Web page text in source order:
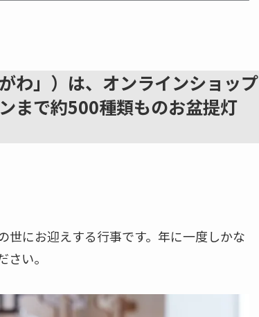
わ」）は、オンラインショップ
まで約500種類ものお盆提灯
世にお迎えする行事です。年に一度しかな
い。